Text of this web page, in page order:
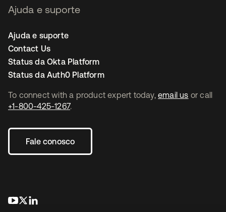
To connect with a product expert today, email us or call
+1-800-425-1267.
Fale conosco
abre em uma nova guia
abre em uma nova guia
Ajuda e suporte
Ajuda e suporte
Contact Us
Status da Okta Platform
Status da Auth0 Platform